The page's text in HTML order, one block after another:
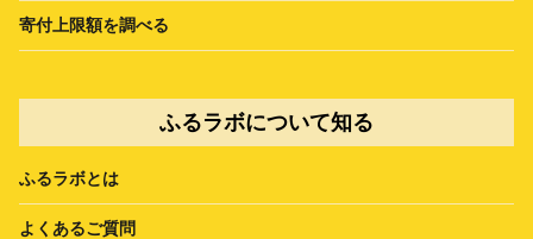
寄付上限額を調べる
ふるラボについて知る
ふるラボとは
よくあるご質問